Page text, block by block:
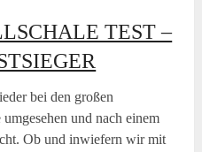
TEST –
bei den großen
und nach einem
Ob und inwiefern wir mit